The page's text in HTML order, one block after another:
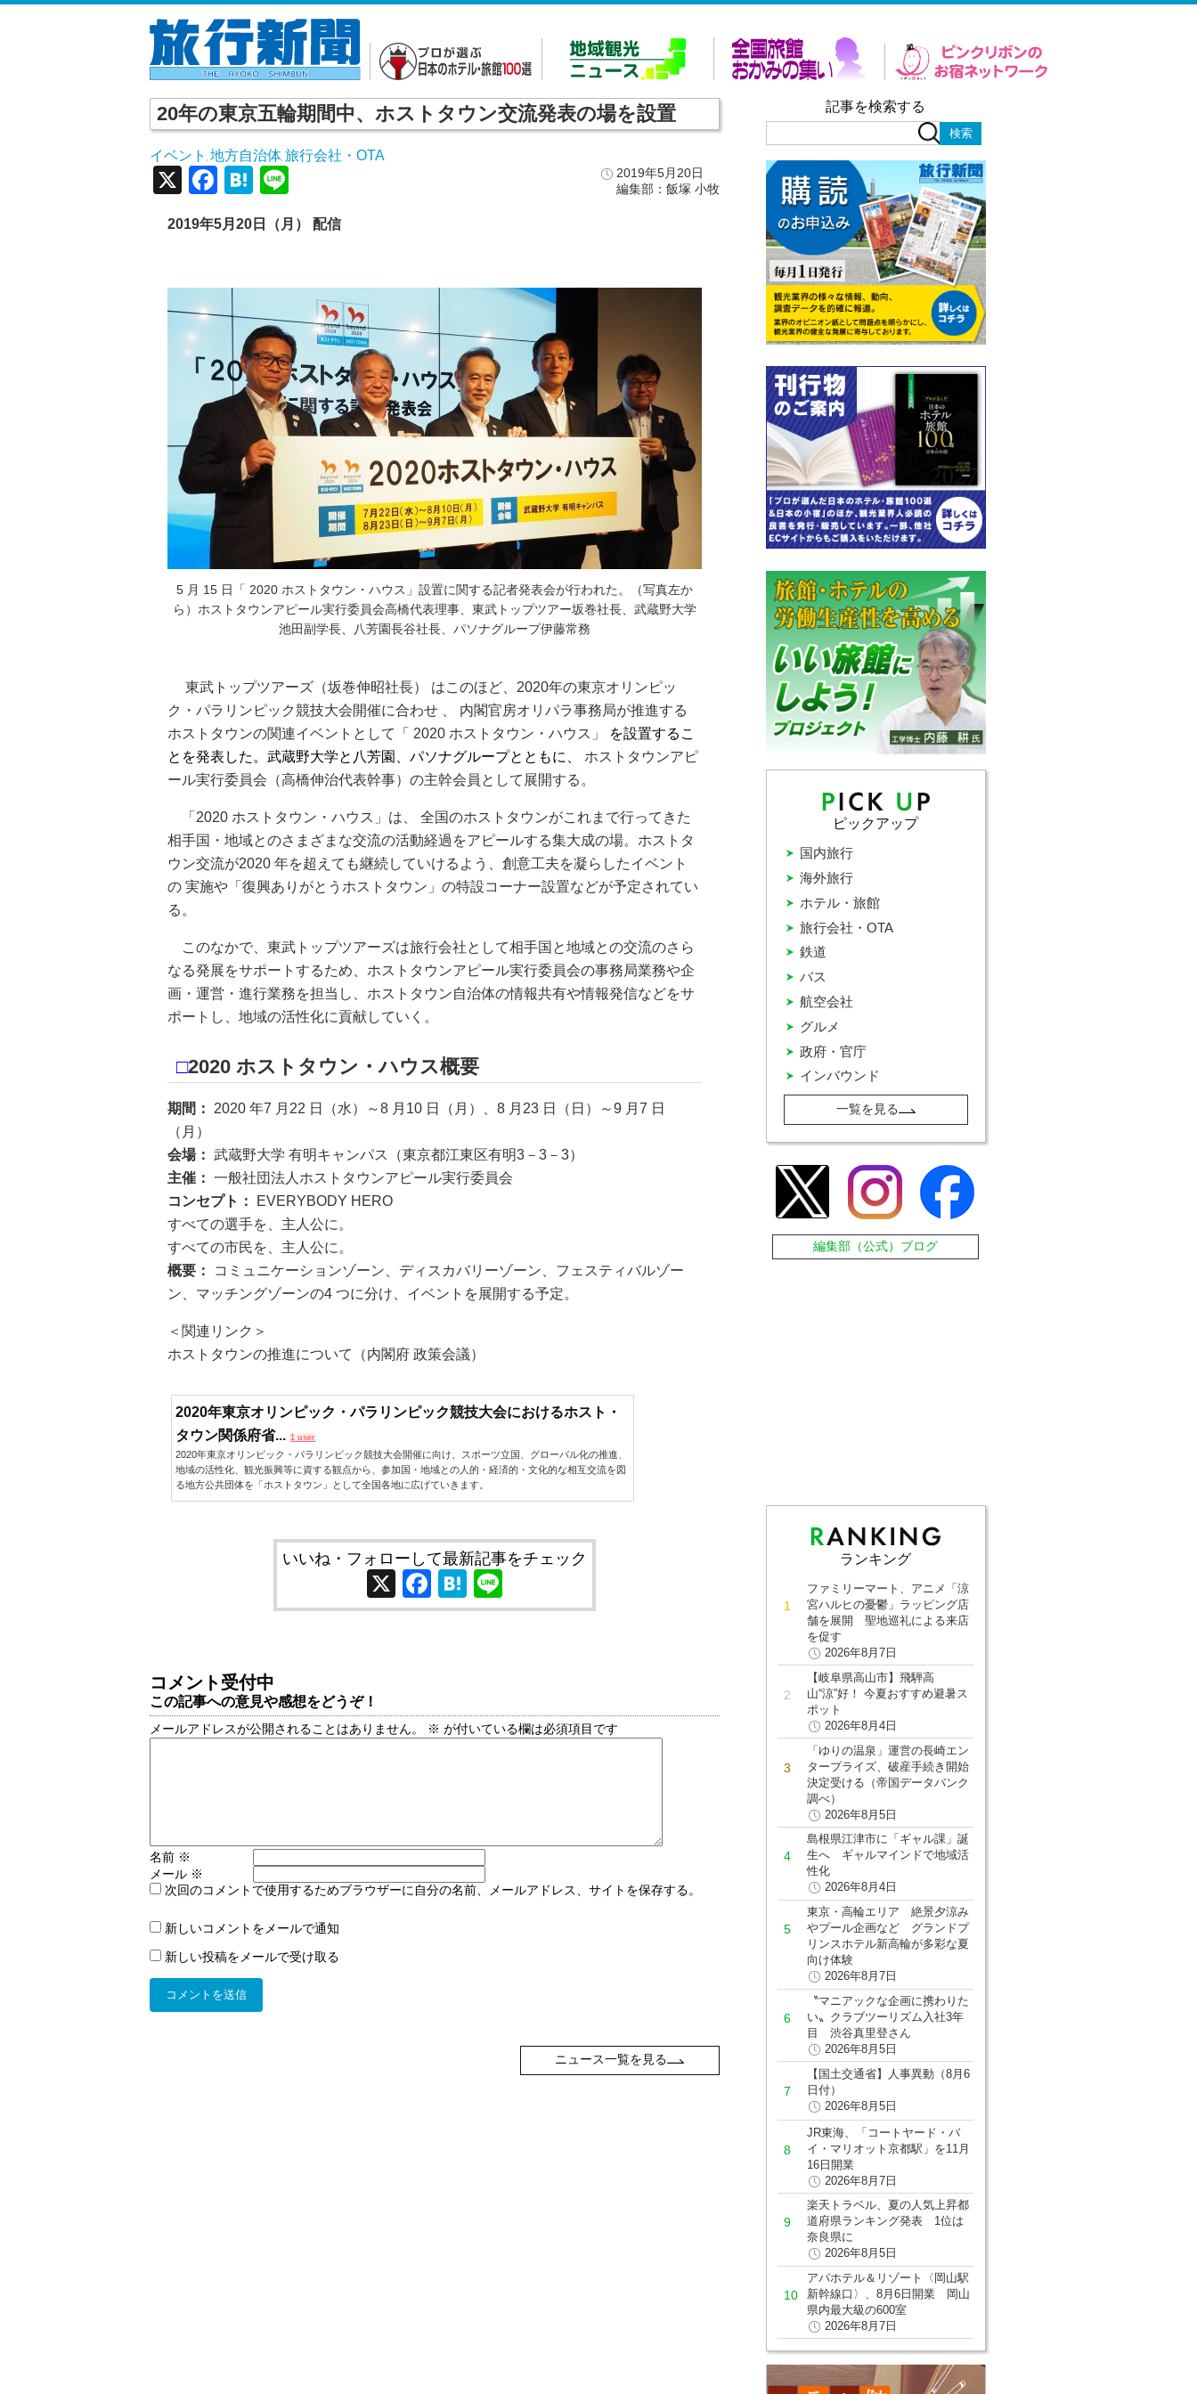
20年の東京五輪期間中、ホストタウン交流発表の場を設置
イベント ,地方自治体 旅行会社・OTA
2019年5月20日
編集部：飯塚 小牧
X Facebook
Hatena
2019年5月20日（月） 配信
5 月 15 日「 2020 ホストタウン・ハウス」設置に関する記者発表会が行われた。（写真左か
ら）ホストタウンアピール実行委員会高橋代表理事、東武トップツアー坂巻社長、武蔵野大学
池田副学長、八芳園長谷社長、パソナグループ伊藤常務
東武トップツアーズ（坂巻伸昭社長） はこのほど、2020年の東京オリンピッ
ク・パラリンピック競技大会開催に合わせ 、 内閣官房オリパラ事務局が推進する
ホストタウンの関連イベントとして「 2020 ホストタウン・ハウス」
を設置するこ
とを発表した。武蔵野大学と八芳園、パソナグループとともに、 ホストタウンアピ
ール実行委員会（高橋伸治代表幹事）の主幹会員として展開する。
「2020 ホストタウン・ハウス」は、 全国のホストタウンがこれまで行ってきた
相手国・地域とのさまざまな交流の活動経過をアピールする集大成の場。ホストタ
ウン交流が2020 年を超えても継続していけるよう、創意工夫を凝らしたイベント
の 実施や「復興ありがとうホストタウン」の特設コーナー設置などが予定されてい
る。
このなかで、東武トップツアーズは旅行会社として相手国と地域との交流のさら
なる発展をサポートするため、ホストタウンアピール実行委員会の事務局業務や企
画・運営・進行業務を担当し、ホストタウン自治体の情報共有や情報発信などをサ
ポートし、地域の活性化に貢献していく。
□2020 ホストタウン・ハウス概要
期間：
2020 年7 月22 日（水）～8 月10 日（月）、8 月23 日（日）～9 月7 日
（月）
会場： 武蔵野大学 有明キャンパス（東京都江東区有明3－3－3）
主催： 一般社団法人ホストタウンアピール実行委員会
コンセプト：
EVERYBODY HERO
すべての選手を、主人公に。
すべての市民を、主人公に。
概要：
コミュニケーションゾーン、ディスカバリーゾーン、フェスティバルゾー
ン、マッチングゾーンの4 つに分け、イベントを展開する予定。
＜関連リンク＞
ホストタウンの推進について（内閣府 政策会議）
2020年東京オリンピック・パラリンピック競技大会におけるホスト・
タウン関係府省... 1 user
2020年東京オリンピック・パラリンピック競技大会開催に向け、スポーツ立国、グローバル化の推進、
地域の活性化、観光振興等に資する観点から、参加国・地域との人的・経済的・文化的な相互交流を図
る地方公共団体を「ホストタウン」として全国各地に広げていきます。
いいね・フォローして最新記事をチェック
X Facebook
Hatena
コメント受付中
この記事への意見や感想をどうぞ！
メールアドレスが公開されることはありません。 ※ が付いている欄は必須項目です
名前 ※
メール ※
次回のコメントで使用するためブラウザーに自分の名前、メールアドレス、サイトを保存する。
新しいコメントをメールで通知
新しい投稿をメールで受け取る
ニュース一覧を見る
記事を検索する
ピックアップ
インバウンド
グルメ
バス
ホテル・旅館
国内旅行
政府・官庁
旅行会社・OTA
海外旅行
航空会社
鉄道
一覧を見る
編集部（公式）ブログ
ランキング
ファミリーマート、アニメ「涼
宮ハルヒの憂鬱」ラッピング店
舗を展開 聖地巡礼による来店
を促す
2026年8月7日
【岐阜県高山市】飛騨高
山“涼”好！ 今夏おすすめ避暑ス
ポット
2026年8月4日
「ゆりの温泉」運営の長崎エン
タープライズ、破産手続き開始
決定受ける（帝国データバンク
調べ）
2026年8月5日
島根県江津市に「ギャル課」誕
生へ ギャルマインドで地域活
性化
2026年8月4日
東京・高輪エリア 絶景夕涼み
やプール企画など グランドプ
リンスホテル新高輪が多彩な夏
向け体験
2026年8月7日
〝マニアックな企画に携わりた
い〟クラブツーリズム入社3年
目 渋谷真里登さん
2026年8月5日
【国土交通省】人事異動（8月6
日付）
2026年8月5日
JR東海、「コートヤード・バ
イ・マリオット京都駅」を11月
16日開業
2026年8月7日
楽天トラベル、夏の人気上昇都
道府県ランキング発表 1位は
奈良県に
2026年8月5日
アパホテル＆リゾート〈岡山駅
新幹線口〉、8月6日開業 岡山
県内最大級の600室
2026年8月7日